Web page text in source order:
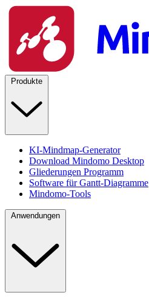
Produkte
KI-Mindmap-Generator
Download Mindomo Desktop
Gliederungen Programm
Software für Gantt-Diagramme
Mindomo-Tools
Anwendungen